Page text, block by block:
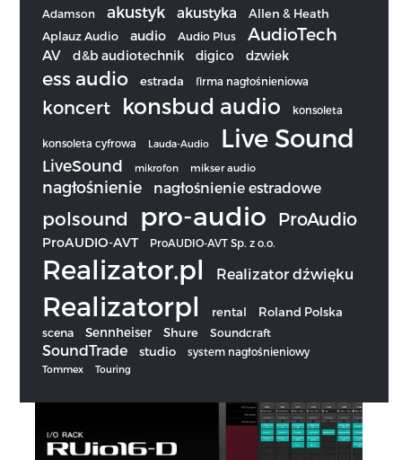
Adamson akustyk akustyka Allen & Heath
Aplauz Audio audio Audio Plus AudioTech
AV d&b audiotechnik digico dzwiek
ess audio estrada firma nagłośnieniowa
koncert konsbud audio konsoleta
konsoleta cyfrowa Lauda-Audio Live Sound
LiveSound mikrofon mikser audio
nagłośnienie nagłośnienie estradowe
polsound pro-audio ProAudio
ProAUDIO-AVT ProAUDIO-AVT Sp. z o.o.
Realizator.pl Realizator dźwięku
Realizatorpl rental Roland Polska
scena Sennheiser Shure Soundcraft
SoundTrade studio system nagłośnieniowy
Tommex Touring